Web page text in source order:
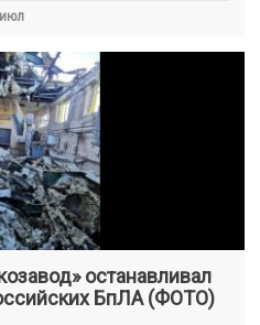
останавливал
БпЛА (ФОТО)